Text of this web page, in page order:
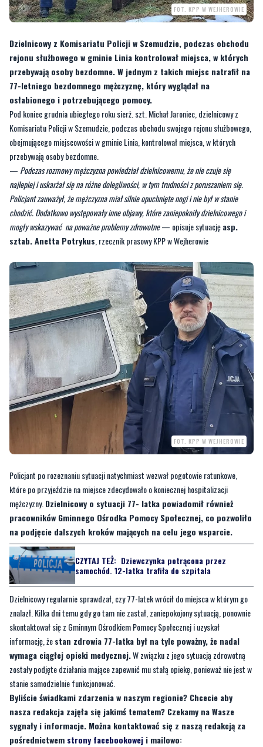
FOT. KPP W WEJHEROWIE
Dzielnicowy z Komisariatu Policji w Szemudzie, podczas obchodu
rejonu służbowego w gminie Linia kontrolował miejsca, w których
przebywają osoby bezdomne. W jednym z takich miejsc natrafił na
77-letniego bezdomnego mężczyznę, który wyglądał na
osłabionego i potrzebującego pomocy.
Pod koniec grudnia ubiegłego roku sierż. szt. Michał Jaroniec, dzielnicowy z
Komisariatu Policji w Szemudzie, podczas obchodu swojego rejonu służbowego,
obejmującego miejscowości w gminie Linia, kontrolował miejsca, w których
przebywają osoby bezdomne.
— Podczas rozmowy mężczyzna powiedział dzielnicowemu, że nie czuje się
najlepiej i uskarżał się na różne dolegliwości, w tym trudności z poruszaniem się.
Policjant zauważył, że mężczyzna miał silnie opuchnięte nogi i nie był w stanie
chodzić. Dodatkowo występowały inne objawy, które zaniepokoiły dzielnicowego i
mogły wskazywać na poważne problemy zdrowotne— opisuje sytuacjęasp.
sztab. Anetta Potrykus , rzecznik prasowy KPP w Wejherowie
FOT. KPP W WEJHEROWIE
Policjant po rozeznaniu sytuacji natychmiast wezwał pogotowie ratunkowe,
które po przyjeździe na miejsce zdecydowało o koniecznej hospitalizacji
mężczyzny. Dzielnicowy o sytuacji 77- latka powiadomił również
pracowników Gminnego Ośrodka Pomocy Społecznej, co pozwoliło
na podjęcie dalszych kroków mających na celu jego wsparcie.
CZYTAJ TEŻ: Dziewczynka potrącona przez
samochód. 12-latka trafiła do szpitala
Dzielnicowy regularnie sprawdzał, czy 77-latek wrócił do miejsca w którym go
znalazł. Kilka dni temu gdy go tam nie zastał, zaniepokojony sytuacją, ponownie
skontaktował się z Gminnym Ośrodkiem Pomocy Społecznej i uzyskał
informację, żestan zdrowia 77-latka był na tyle poważny, że nadal
wymaga ciągłej opieki medycznej.W związku z jego sytuacją zdrowotną
zostały podjęte działania mające zapewnić mu stałą opiekę, ponieważ nie jest w
stanie samodzielnie funkcjonować.
Byliście świadkami zdarzenia w naszym regionie? Chcecie aby
nasza redakcja zajęła się jakimś tematem? Czekamy na Wasze
sygnały i informacje. Można kontaktować się z naszą redakcją za
pośrednictwem strony facebookowej i mailowo: